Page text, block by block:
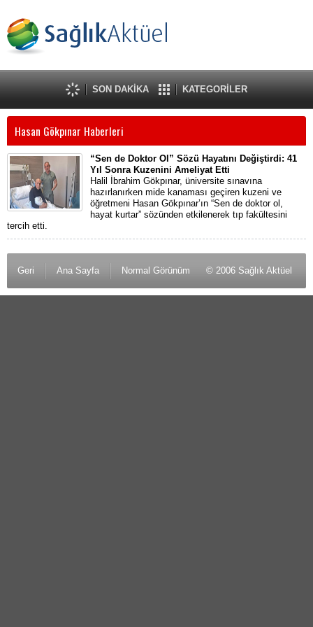
SON DAKİKA KATEGORİLER
Hasan Gökpınar Haberleri
“Sen de Doktor Ol” Sözü Hayatını Değiştirdi: 41
Yıl Sonra Kuzenini Ameliyat Etti
Halil İbrahim Gökpınar, üniversite sınavına
hazırlanırken mide kanaması geçiren kuzeni ve
öğretmeni Hasan Gökpınar’ın “Sen de doktor ol,
hayat kurtar” sözünden etkilenerek tıp fakültesini
tercih etti.
Geri Ana Sayfa Normal Görünüm © 2006 Sağlık Aktüel